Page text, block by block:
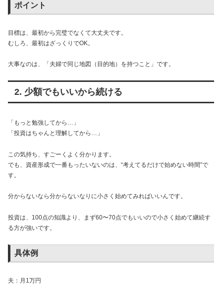
ポイント
目標は、最初から完璧でなくて大丈夫です。
むしろ、最初はざっくりでOK。
大事なのは、「夫婦で同じ地図（目的地）を持つこと」です。
2. 少額でもいいから続ける
「もっと勉強してから…」
「投資はちゃんと理解してから…」
この気持ち、すごーくよく分かります。
でも、資産形成で一番もったいないのは、“考えてるだけで始めない時間”で
す。
分からないなら分からないなりに小さく始めてみればいいんです。
投資は、100点の知識より、まず60〜70点でもいいので小さく始めて継続す
る方が強いです。
具体例
夫：月1万円